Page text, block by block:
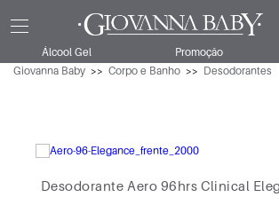
Álcool Gel Promoção
Giovanna Baby
Corpo e Banho Desodorantes
Desodorante Aero 96hrs Clinical